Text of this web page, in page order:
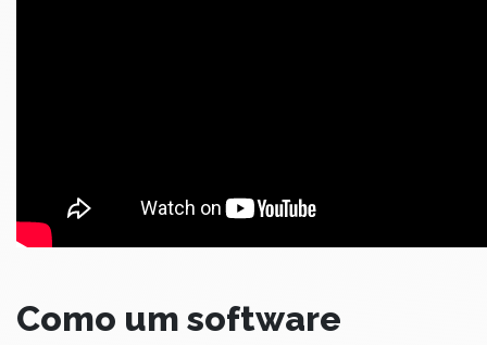
Como um software